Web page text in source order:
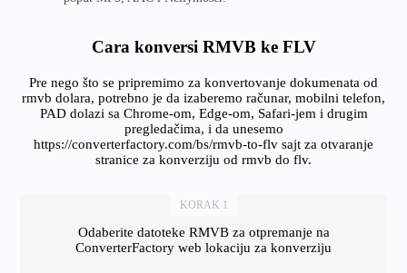
Cara konversi RMVB ke FLV
Pre nego što se pripremimo za konvertovanje dokumenata od
rmvb dolara, potrebno je da izaberemo računar, mobilni telefon,
PAD dolazi sa Chrome-om, Edge-om, Safari-jem i drugim
pregledačima, i da unesemo
https://converterfactory.com/bs/rmvb-to-flv sajt za otvaranje
stranice za konverziju od rmvb do flv.
KORAK 1
Odaberite datoteke RMVB za otpremanje na
ConverterFactory web lokaciju za konverziju